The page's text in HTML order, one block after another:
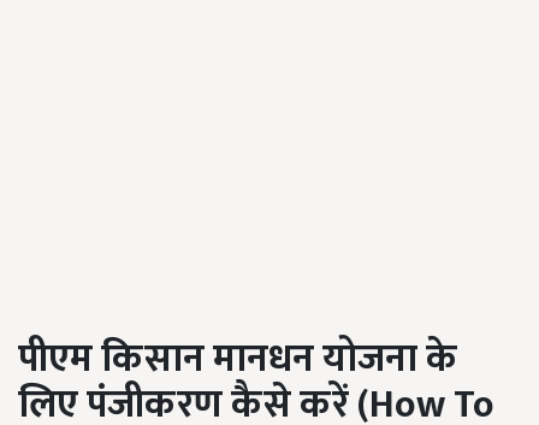
पीएम किसान मानधन योजना के
लिए पंजीकरण कैसे करें (How To